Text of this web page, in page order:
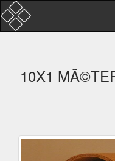
10X1